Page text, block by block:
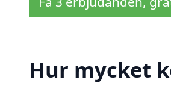
Hur mycket